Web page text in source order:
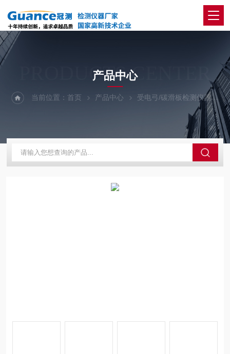
PRODUCTS CENTER
产品中心
当前位置：首页 产品中心 受电弓/碳滑板检测仪器